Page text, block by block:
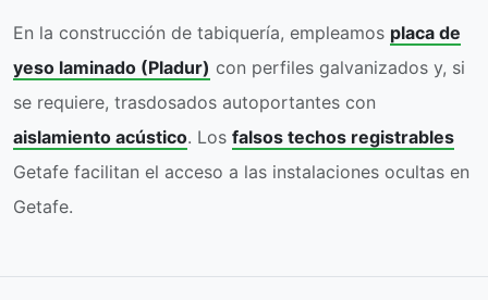
En la construcción de tabiquería, empleamos placa de
yeso laminado (Pladur) con perfiles galvanizados y, si
se requiere, trasdosados autoportantes con
aislamiento acústico. Los falsos techos registrables
Getafe facilitan el acceso a las instalaciones ocultas en
Getafe.